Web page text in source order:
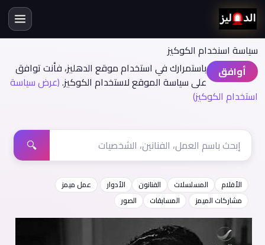
سياسة اسنخدام الكوكيز
أوافق
باستمرارك في استخدام موقع الدهليز، فأنت توافق
على سياسة الموقع لاستخدام الكوكيز.(عرض سياسة
استخدام الكوكيز)
🔍
الأفلام المسلسلات الفنانون الأدوار
عمل ميمز
مشاركات الميمز
المسابقات الصور